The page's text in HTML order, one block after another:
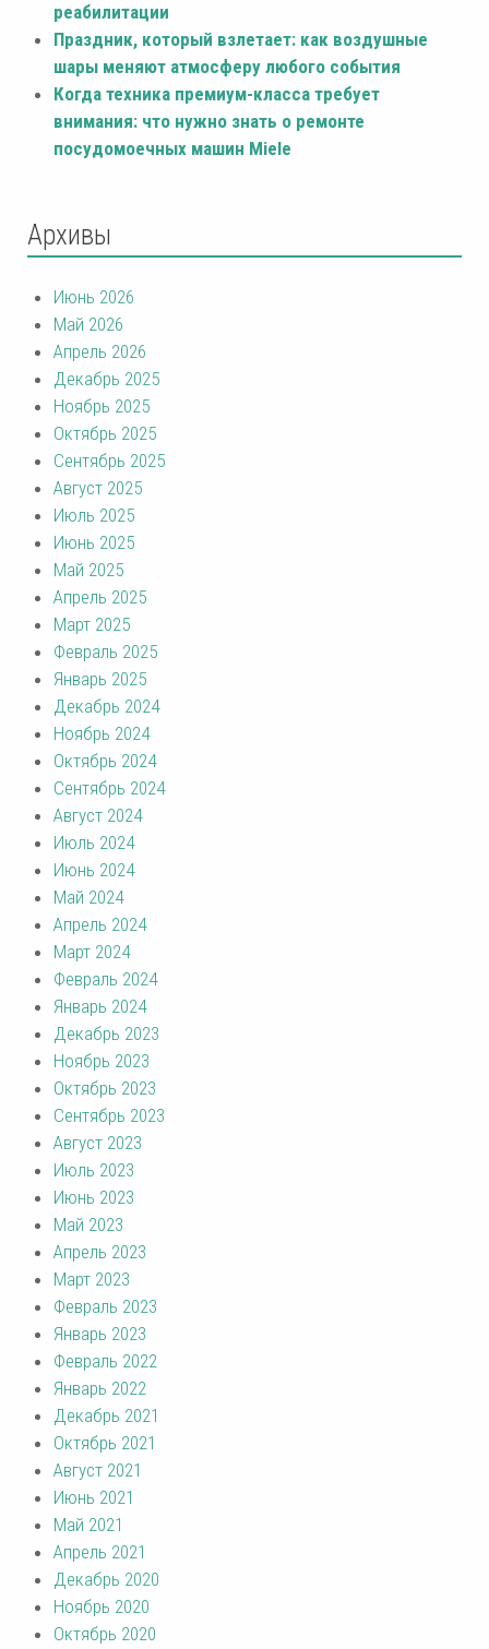
реабилитации
Праздник, который взлетает: как воздушные
шары меняют атмосферу любого события
Когда техника премиум-класса требует
внимания: что нужно знать о ремонте
посудомоечных машин Miele
Архивы
Июнь 2026
Май 2026
Апрель 2026
Декабрь 2025
Ноябрь 2025
Октябрь 2025
Сентябрь 2025
Август 2025
Июль 2025
Июнь 2025
Май 2025
Апрель 2025
Март 2025
Февраль 2025
Январь 2025
Декабрь 2024
Ноябрь 2024
Октябрь 2024
Сентябрь 2024
Август 2024
Июль 2024
Июнь 2024
Май 2024
Апрель 2024
Март 2024
Февраль 2024
Январь 2024
Декабрь 2023
Ноябрь 2023
Октябрь 2023
Сентябрь 2023
Август 2023
Июль 2023
Июнь 2023
Май 2023
Апрель 2023
Март 2023
Февраль 2023
Январь 2023
Февраль 2022
Январь 2022
Декабрь 2021
Октябрь 2021
Август 2021
Июнь 2021
Май 2021
Апрель 2021
Декабрь 2020
Ноябрь 2020
Октябрь 2020